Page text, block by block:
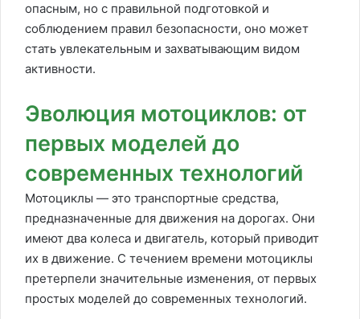
опасным, но с правильной подготовкой и
соблюдением правил безопасности, оно может
стать увлекательным и захватывающим видом
активности.
Эволюция мотоциклов: от
первых моделей до
современных технологий
Мотоциклы — это транспортные средства,
предназначенные для движения на дорогах. Они
имеют два колеса и двигатель, который приводит
их в движение. С течением времени мотоциклы
претерпели значительные изменения, от первых
простых моделей до современных технологий.